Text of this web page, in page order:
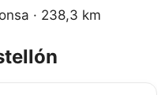
· 238,3 km